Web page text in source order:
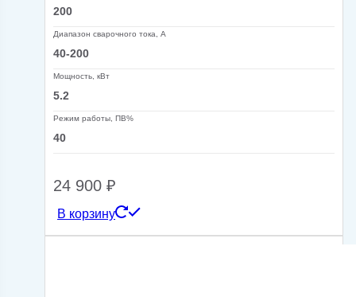
200
Диапазон сварочного тока, А
40-200
Мощность, кВт
5.2
Режим работы, ПВ%
40
24 900 ₽
В корзину